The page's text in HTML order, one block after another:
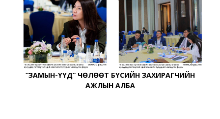
“ЗАМЫН-ҮҮД” ЧӨЛӨӨТ БҮСИЙН ЗАХИРАГЧИЙН
АЖЛЫН АЛБА